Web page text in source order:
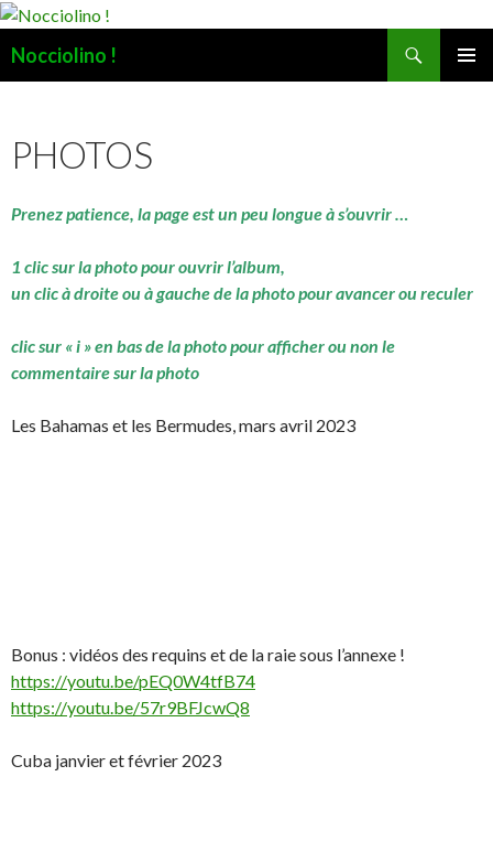
Nocciolino !
PHOTOS
Prenez patience, la page est un peu longue à s’ouvrir …
1 clic sur la photo pour ouvrir l’album,
un clic à droite ou à gauche de la photo pour avancer ou reculer
clic sur « i » en bas de la photo pour afficher ou non le
commentaire sur la photo
Les Bahamas et les Bermudes, mars avril 2023
Bonus : vidéos des requins et de la raie sous l’annexe !
https://youtu.be/pEQ0W4tfB74
https://youtu.be/57r9BFJcwQ8
Cuba janvier et février 2023